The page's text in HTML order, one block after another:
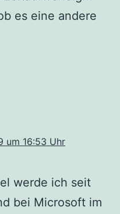
es eine andere
um 16:53 Uhr
werde ich seit
bei Microsoft im